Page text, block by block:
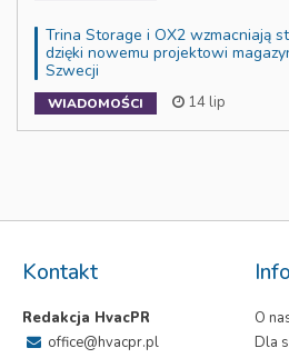
Trina Storage i OX2 wzmacniają
dzięki nowemu projektowi
Szwecji
WIADOMOŚCI 14 lip
Kontakt
Redakcja HvacPR
office@hvacpr.pl
O
Dla